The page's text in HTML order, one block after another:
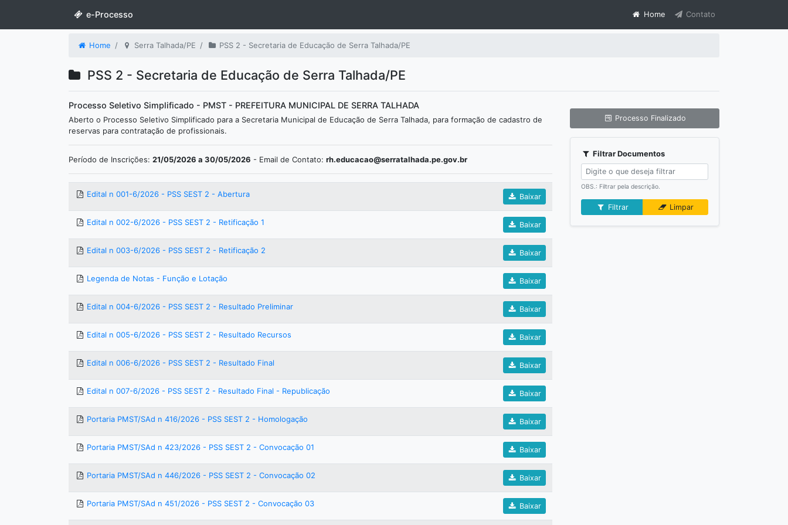
e-Processo Home Contato
Home Serra Talhada/PE PSS 2 - Secretaria de Educação de Serra Talhada/PE
PSS 2 - Secretaria de Educação de Serra Talhada/PE
Processo Seletivo Simplificado - PMST - PREFEITURA MUNICIPAL DE SERRA TALHADA
Aberto o Processo Seletivo Simplificado para a Secretaria Municipal de Educação de Serra Talhada, para formação de cadastro de
reservas para contratação de profissionais.
Período de Inscrições: 21/05/2026 a 30/05/2026 - Email de Contato: rh.educacao@serratalhada.pe.gov.br
Edital n 001-6/2026 - PSS SEST 2 - Abertura Baixar
Edital n 002-6/2026 - PSS SEST 2 - Retificação 1 Baixar
Edital n 003-6/2026 - PSS SEST 2 - Retificação 2 Baixar
Legenda de Notas - Função e Lotação Baixar
Edital n 004-6/2026 - PSS SEST 2 - Resultado Preliminar Baixar
Edital n 005-6/2026 - PSS SEST 2 - Resultado Recursos Baixar
Edital n 006-6/2026 - PSS SEST 2 - Resultado Final Baixar
Edital n 007-6/2026 - PSS SEST 2 - Resultado Final - Republicação Baixar
Portaria PMST/SAd n 416/2026 - PSS SEST 2 - Homologação Baixar
Portaria PMST/SAd n 423/2026 - PSS SEST 2 - Convocação 01 Baixar
Portaria PMST/SAd n 446/2026 - PSS SEST 2 - Convocação 02 Baixar
Portaria PMST/SAd n 451/2026 - PSS SEST 2 - Convocação 03 Baixar
Processo Finalizado
Filtrar Documentos
OBS.: Filtrar pela descrição.
Filtrar Limpar